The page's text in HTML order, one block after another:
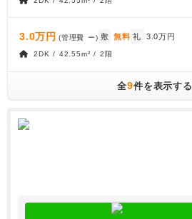
3.0万円 (管理費 ー) 敷 無料 礼 3.0万円
2DK / 42.55m² / 2階
全9件を表示する